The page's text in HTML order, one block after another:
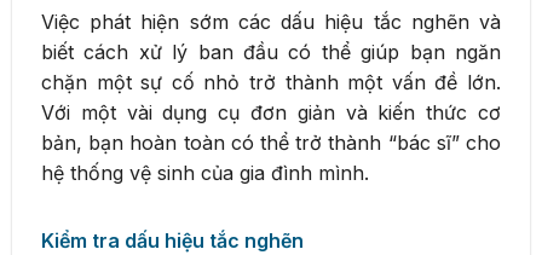
Việc phát hiện sớm các dấu hiệu tắc nghẽn và
biết cách xử lý ban đầu có thể giúp bạn ngăn
chặn một sự cố nhỏ trở thành một vấn đề lớn.
Với một vài dụng cụ đơn giản và kiến thức cơ
bản, bạn hoàn toàn có thể trở thành “bác sĩ” cho
hệ thống vệ sinh của gia đình mình.
Kiểm tra dấu hiệu tắc nghẽn